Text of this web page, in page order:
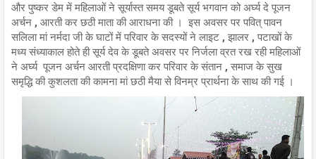
और पुष्कर डेम में महिलाओं ने सूर्यास्त समय डूबते सूर्य भगवान को अर्घ्य दे पूजन
अर्चन , आरती कर छठी माता की आराधना की । इस अवसर पर पवित् पावन
सलिला मां नर्मदा जी के घाटों में परिवार के सदस्यों ने लाइट , झालर , पटाखों के
मध्य संध्याकाल होते ही सूर्य देव के डूबते अवसर पर निर्जला व्रत रख रही महिलाओं
ने अर्घ्य पूजन अर्चन आरती प्रदक्षिणा कर परिवार के संतान , समाज के सुख
समृद्धि की कुशलता की कामना मां छठी मैया से विनम्र प्रार्थना के साथ की गई ।